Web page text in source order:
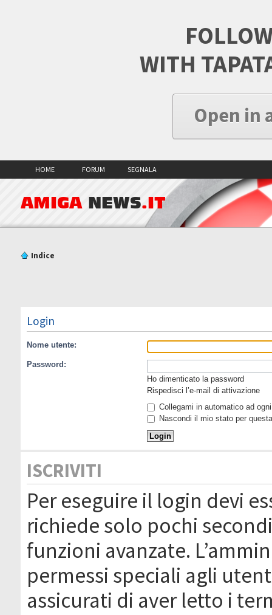
WITH
Open in
HOME FORUM SEGNALA
AMIGA NEWS.IT
Indice
Login
Nome utente:
Password:
Ho dimenticato la password
Rispedisci l’e-mail di attivazione
Collegami in automatico ad
Nascondi il mio stato per
ISCRIVITI
Per eseguire il login devi
richiede solo pochi
funzioni avanzate.
permessi speciali agli
assicurati di aver letto i